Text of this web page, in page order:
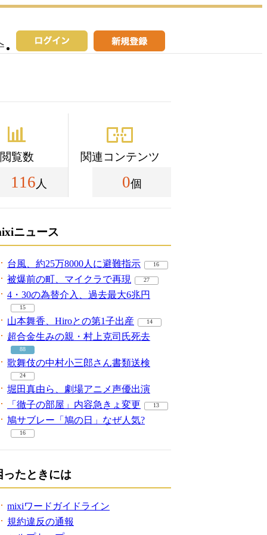
閲覧数
116 人
関連コンテンツ
0個
ニュース
台風、約25万8000人に避難指示 16
被爆前の町、マイクラで再現 27
4・30の為替介入、過去最大6兆円
15
山本舞香、Hiroとの第1子出産 14
超合金生みの親・村上克司氏死去
88
歌舞伎の中村小三郎さん書類送検
24
堀田真由ら、劇場アニメ声優出演
「徹子の部屋」内容急きょ変更
13
鳩サブレー「鳩の日」なぜ人気?
16
ったときには
mixiワードガイドライン
規約違反の通報